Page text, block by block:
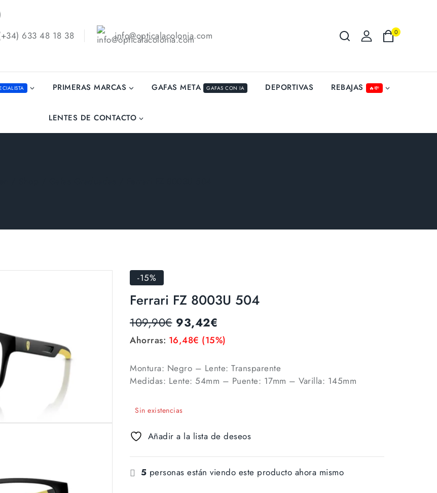
633 48 18 38 info@opticalacolonia.com 0
PRIMERAS MARCAS GAFAS META GAFAS CON IA DEPORTIVAS REBAJAS 🔥💸
LENTES DE CONTACTO
-15%
Ferrari FZ 8003U 504
109,90€ 93,42€
Ahorras: 16,48€ (15%)
Montura: Negro – Lente: Transparente
Medidas: Lente: 54mm – Puente: 17mm – Varilla: 145mm
Sin existencias
Añadir a la lista de deseos
5 personas están viendo este producto ahora mismo